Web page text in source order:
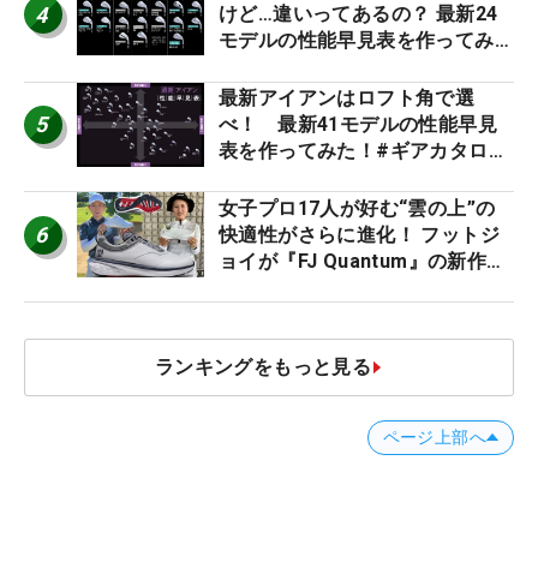
4
けど…違いってあるの？ 最新24
モデルの性能早見表を作ってみ
5
最新アイアンはロフト角で選
べ！ 最新41モデルの性能早見
表を作ってみた！#ギアカタログ
6
女子プロ17人が好む“雲の上”の
快適性がさらに進化！ フットジ
ョイが『FJ Quantum』の新作を
ランキングをもっと見る
ページ上部へ